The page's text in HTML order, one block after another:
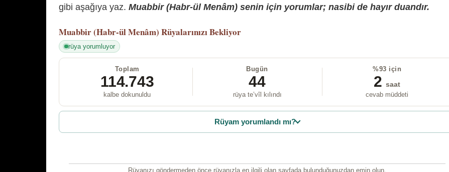
gibi aşağıya yaz. Muabbir (Habr-ül Menâm) senin için yorumlar; nasibi de hayır duandır.
Muabbir (Habr-ül Menâm) Rüyalarınızı Bekliyor
rüya yorumluyor
Toplam
114.743
kalbe dokunuldu
Bugün
44
rüya te’vîl kılındı
%93 için
2 saat
cevab müddeti
Rüyam yorumlandı mı?
Rüyanızı göndermeden önce rüyanızla en ilgili olan sayfada bulunduğunuzdan emin olun.